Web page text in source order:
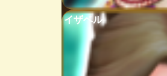
イザベル